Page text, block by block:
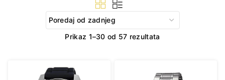
Prikaz 1–30 od 57 rezultata